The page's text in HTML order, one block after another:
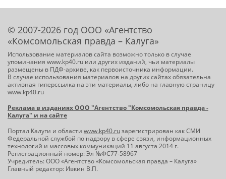
© 2007-2026 год ООО «Агентство
«Комсомольская правда – Калуга»
Использование материалов сайта возможно только в случае
упоминания www.kp40.ru или других изданий, чьи материалы
размещены в ПДФ-архиве, как первоисточника информации.
В случае использования материалов на других сайтах обязательна
активная гиперссылка на эти материалы, либо на главную страницу
www.kp40.ru
Реклама в изданиях ООО "Агентство "Комсомольская правда -
Калуга" и на сайте
Портал Калуги и области www.kp40.ruзарегистрирован как СМИ
Федеральной службой по надзору в сфере связи, информационных
технологий и массовых коммуникаций 11 августа 2014 г.
Регистрационный номер: Эл №ФС77-58967
Учредитель: ООО «Агентство «Комсомольская правда – Калуга»
Главный редактор: Ивкин В.П.